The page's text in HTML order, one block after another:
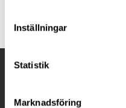
Inställningar
Statistik
Marknadsföring